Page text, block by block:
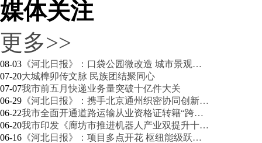
媒体关注
更多>>
08-03 《河北日报》：口袋公园微改造 城市景观…
07-20大城榫卯传文脉 民族团结聚同心
07-07我市前五月快递业务量突破十亿件大关
06-29 《河北日报》：携手北京通州织密协同创新…
06-22我市全面开通道路运输从业资格证转籍“跨…
06-20我市印发《廊坊市推进机器人产业双提升十…
06-16 《河北日报》：项目多点开花 枢纽能级跃…